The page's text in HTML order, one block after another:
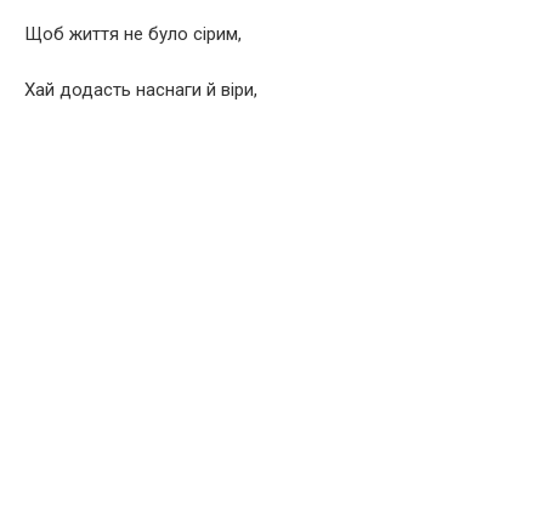
Щоб життя не було сірим,
Хай додасть наснаги й віри,